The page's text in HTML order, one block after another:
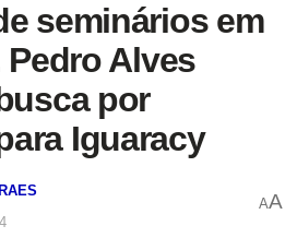
seminários em
Pedro Alves
por
Iguaracy
AA